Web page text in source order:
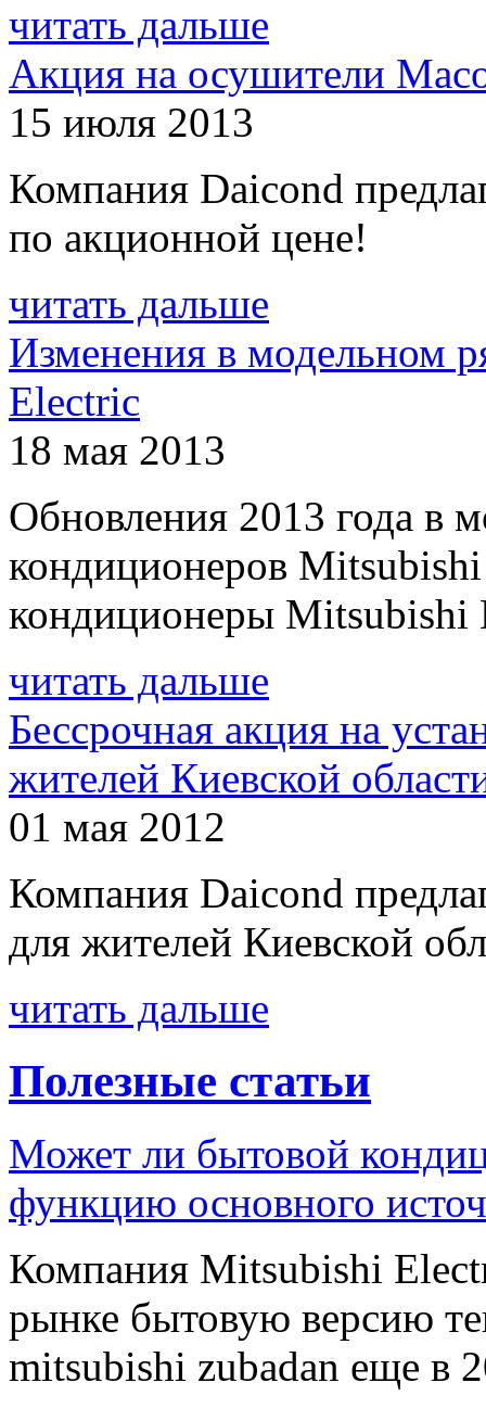
читать дальше
Акция на осушители
15 июля 2013
Компания Daicond
по акционной цене!
читать дальше
Изменения в модельном
Electric
18 мая 2013
Обновления 2013 года в
кондиционеров
кондиционеры Mitsubishi
читать дальше
Бессрочная акция на
жителей Киевской
01 мая 2012
Компания Daicond
для жителей Киевской
читать дальше
Полезные статьи
Может ли бытовой
функцию основного
Компания Mitsubishi
рынке бытовую версию
mitsubishi zubadan еще в